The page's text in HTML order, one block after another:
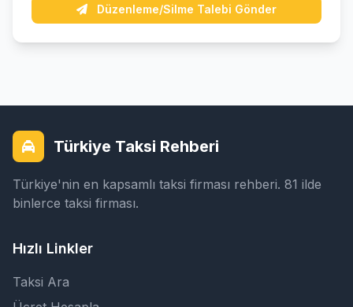
Düzenleme/Silme Talebi Gönder
Türkiye Taksi Rehberi
Türkiye'nin en kapsamlı taksi firması rehberi. 81 ilde
binlerce taksi firması.
Hızlı Linkler
Taksi Ara